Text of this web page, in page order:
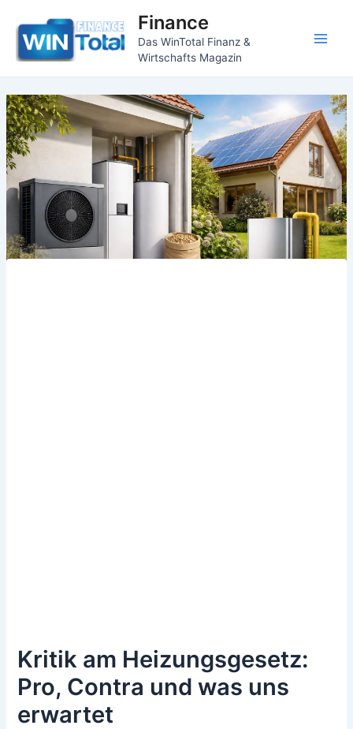
Inhalt
springen
Finance
Das WinTotal Finanz &
Wirtschafts Magazin
Kritik am Heizungsgesetz:
Pro, Contra und was uns
erwartet